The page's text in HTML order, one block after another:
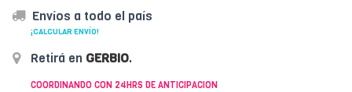
Envíos a todo el país
¡CALCULAR ENVÍO!
Retirá en GERBIO.
COORDINANDO CON 24HRS DE ANTICIPACION